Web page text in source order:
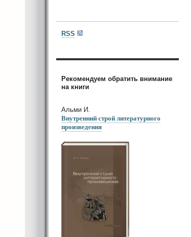
RSS
Рекомендуем обратить внимание
на книги
Альми И.
Внутренний строй литературного
произведения